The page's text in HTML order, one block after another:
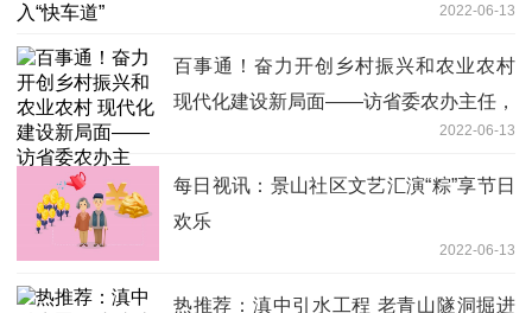
2022-06-13
百事通！奋力开创乡村振兴和农业农村
现代化建设新局面——访省委农办主任，
省农业农村厅党组书记、厅长李旺泽2022-06-13
每日视讯：景山社区文艺汇演“粽”享节日
欢乐
2022-06-13
热推荐：滇中引水工程 老青山隧洞掘进